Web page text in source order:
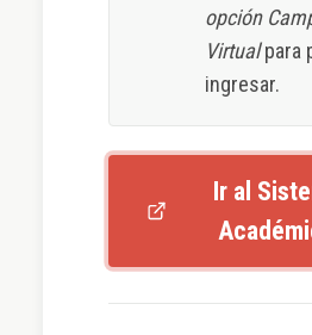
opción
Virtualpara
ingresar.
Ir al